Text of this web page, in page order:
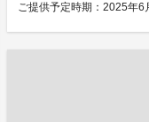
ご提供予定時期：2025年